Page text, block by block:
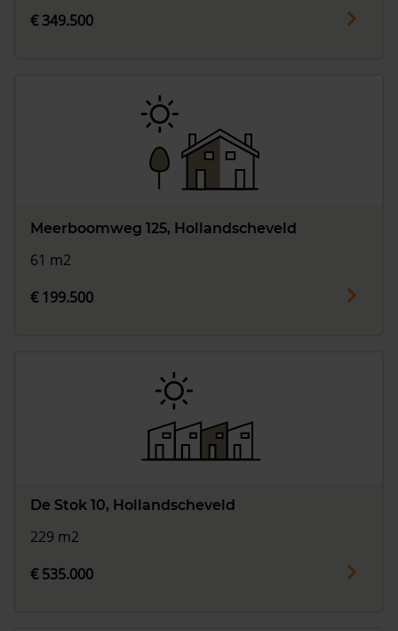
€ 349.500
Meerboomweg 125, Hollandscheveld
61 m2
€ 199.500
De Stok 10, Hollandscheveld
229 m2
€ 535.000